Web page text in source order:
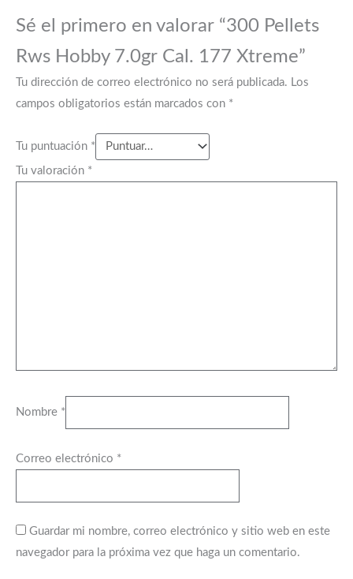
Sé el primero en valorar “300 Pellets
Rws Hobby 7.0gr Cal. 177 Xtreme”
Tu dirección de correo electrónico no será publicada. Los
campos obligatorios están marcados con *
Tu puntuación *
Tu valoración *
Nombre *
Correo electrónico *
Guardar mi nombre, correo electrónico y sitio web en este
navegador para la próxima vez que haga un comentario.